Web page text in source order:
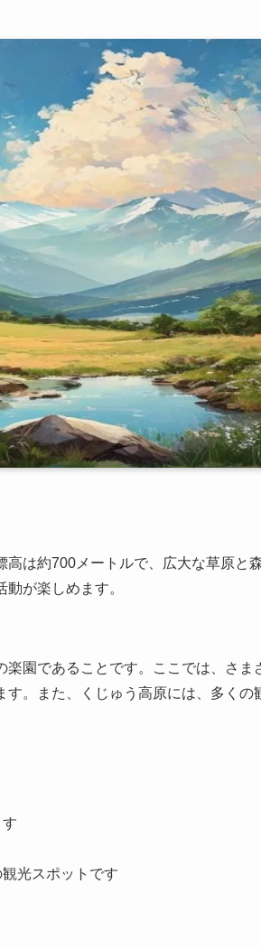
は約700メートルで、広大な草原と
が楽しめます。
園であることです。ここでは、さま
。また、くじゅう高原には、多くの
光スポットです